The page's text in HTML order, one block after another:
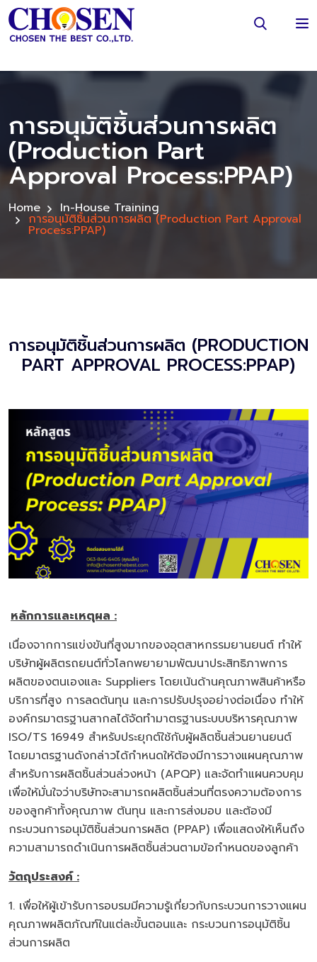
การอนุมัติชิ้นส่วนการผลิต
(Production Part
Approval Process:PPAP)
Home In-House Training
การอนุมัติชิ้นส่วนการผลิต (Production Part Approval
Process:PPAP)
การอนุมัติชิ้นส่วนการผลิต (PRODUCTION
PART APPROVAL PROCESS:PPAP)
หลักการและเหตุผล :
เนื่องจากการแข่งขันที่สูงมากของอุตสาหกรรมยานยนต์ ทำให้
บริษัทผู้ผลิตรถยนต์ทั่วโลกพยายามพัฒนาประสิทธิภาพการ
ผลิตของตนเองและ Suppliers โดยเน้นด้านคุณภาพสินค้าหรือ
บริการที่สูง การลดต้นทุน และการปรับปรุงอย่างต่อเนื่อง ทำให้
องค์กรมาตรฐานสากลได้จัดทำมาตรฐานระบบบริหารคุณภาพ
ISO/TS 16949 สำหรับประยุกต์ใช้กับผู้ผลิตชิ้นส่วนยานยนต์
โดยมาตรฐานดังกล่าวได้กำหนดให้ต้องมีการวางแผนคุณภาพ
สำหรับการผลิตชิ้นส่วนล่วงหน้า (APQP) และจัดทำแผนควบคุม
เพื่อให้มั่นใจว่าบริษัทจะสามารถผลิตชิ้นส่วนที่ตรงความต้องการ
ของลูกค้าทั้งคุณภาพ ต้นทุน และการส่งมอบ และต้องมี
กระบวนการอนุมัติชิ้นส่วนการผลิต (PPAP) เพื่อแสดงให้เห็นถึง
ความสามารถดำเนินการผลิตชิ้นส่วนตามข้อกำหนดของลูกค้า
วัตถุประสงค์ :
1. เพื่อให้ผู้เข้ารับการอบรมมีความรู้เกี่ยวกับกระบวนการวางแผน
คุณภาพผลิตภัณฑ์ในแต่ละขั้นตอนและ กระบวนการอนุมัติชิ้น
ส่วนการผลิต